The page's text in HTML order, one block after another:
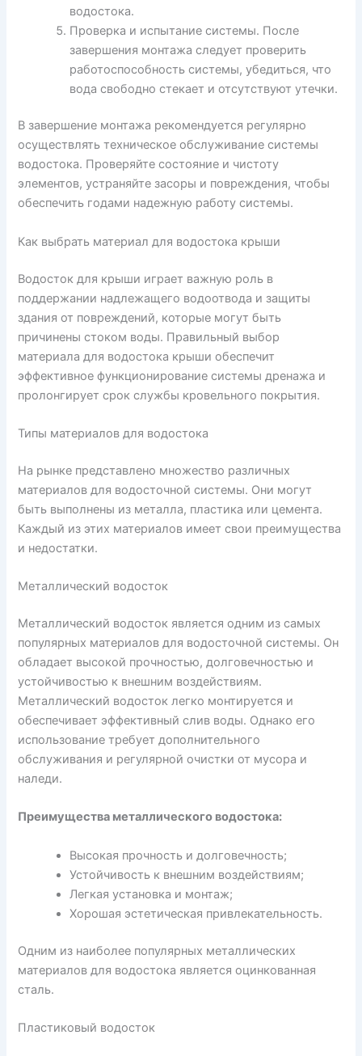
водостока.
Проверка и испытание системы. После
завершения монтажа следует проверить
работоспособность системы, убедиться, что
вода свободно стекает и отсутствуют утечки.
В завершение монтажа рекомендуется регулярно
осуществлять техническое обслуживание системы
водостока. Проверяйте состояние и чистоту
элементов, устраняйте засоры и повреждения, чтобы
обеспечить годами надежную работу системы.
Как выбрать материал для водостока крыши
Водосток для крыши играет важную роль в
поддержании надлежащего водоотвода и защиты
здания от повреждений, которые могут быть
причинены стоком воды. Правильный выбор
материала для водостока крыши обеспечит
эффективное функционирование системы дренажа и
пролонгирует срок службы кровельного покрытия.
Типы материалов для водостока
На рынке представлено множество различных
материалов для водосточной системы. Они могут
быть выполнены из металла, пластика или цемента.
Каждый из этих материалов имеет свои преимущества
и недостатки.
Металлический водосток
Металлический водосток является одним из самых
популярных материалов для водосточной системы. Он
обладает высокой прочностью, долговечностью и
устойчивостью к внешним воздействиям.
Металлический водосток легко монтируется и
обеспечивает эффективный слив воды. Однако его
использование требует дополнительного
обслуживания и регулярной очистки от мусора и
наледи.
Преимущества металлического водостока:
Высокая прочность и долговечность;
Устойчивость к внешним воздействиям;
Легкая установка и монтаж;
Хорошая эстетическая привлекательность.
Одним из наиболее популярных металлических
материалов для водостока является оцинкованная
сталь.
Пластиковый водосток